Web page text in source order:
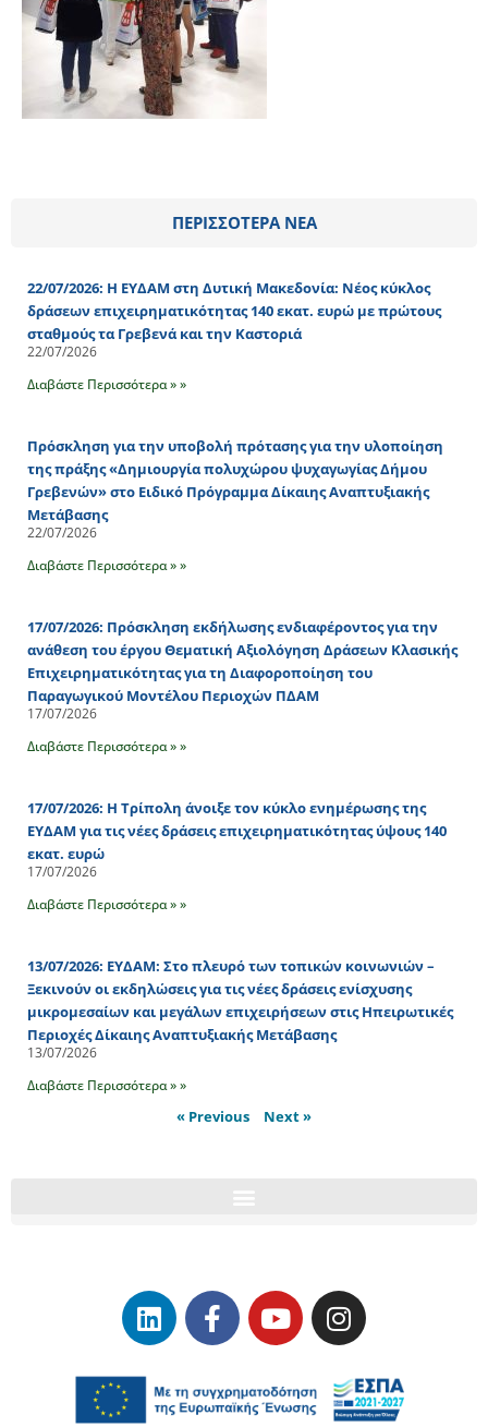
ΠΕΡΙΣΣΟΤΕΡΑ ΝΕΑ
22/07/2026: Η ΕΥΔΑΜ στη Δυτική Μακεδονία: Νέος κύκλος
δράσεων επιχειρηματικότητας 140 εκατ. ευρώ με πρώτους
σταθμούς τα Γρεβενά και την Καστοριά
22/07/2026
Διαβάστε Περισσότερα » »
Πρόσκληση για την υποβολή πρότασης για την υλοποίηση
της πράξης «Δημιουργία πολυχώρου ψυχαγωγίας Δήμου
Γρεβενών» στο Ειδικό Πρόγραμμα Δίκαιης Αναπτυξιακής
Μετάβασης
22/07/2026
Διαβάστε Περισσότερα » »
17/07/2026: Πρόσκληση εκδήλωσης ενδιαφέροντος για την
ανάθεση του έργου Θεματική Αξιολόγηση Δράσεων Κλασικής
Επιχειρηματικότητας για τη Διαφοροποίηση του
Παραγωγικού Μοντέλου Περιοχών ΠΔΑΜ
17/07/2026
Διαβάστε Περισσότερα » »
17/07/2026: Η Τρίπολη άνοιξε τον κύκλο ενημέρωσης της
ΕΥΔΑΜ για τις νέες δράσεις επιχειρηματικότητας ύψους 140
εκατ. ευρώ
17/07/2026
Διαβάστε Περισσότερα » »
13/07/2026: ΕΥΔΑΜ: Στο πλευρό των τοπικών κοινωνιών –
Ξεκινούν οι εκδηλώσεις για τις νέες δράσεις ενίσχυσης
μικρομεσαίων και μεγάλων επιχειρήσεων στις Ηπειρωτικές
Περιοχές Δίκαιης Αναπτυξιακής Μετάβασης
13/07/2026
Διαβάστε Περισσότερα » »
« Previous Next »